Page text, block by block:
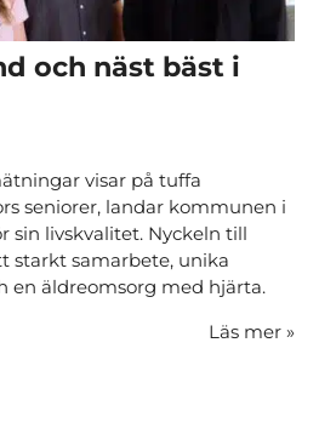
och näst bäst i
visar på tuffa
seniorer, landar kommunen i
sin livskvalitet. Nyckeln till
starkt samarbete, unika
en äldreomsorg med hjärta.
Läs mer »